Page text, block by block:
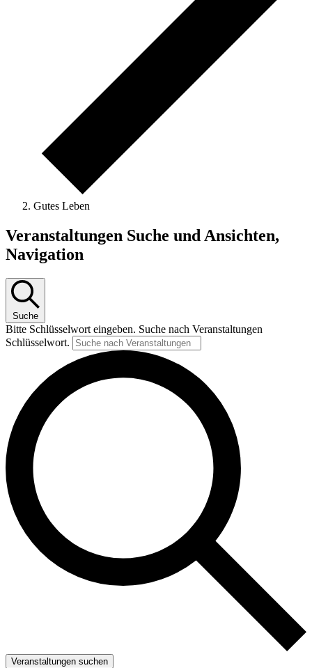
Gutes Leben
Veranstaltungen
Veranstaltungen Suche und Ansichten,
Navigation
Suche
Bitte Schlüsselwort eingeben. Suche nach Veranstaltungen
Schlüsselwort.
Veranstaltungen suchen